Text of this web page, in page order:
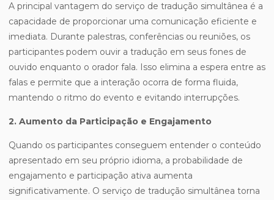
A principal vantagem do serviço de tradução simultânea é a
capacidade de proporcionar uma comunicação eficiente e
imediata. Durante palestras, conferências ou reuniões, os
participantes podem ouvir a tradução em seus fones de
ouvido enquanto o orador fala. Isso elimina a espera entre as
falas e permite que a interação ocorra de forma fluida,
mantendo o ritmo do evento e evitando interrupções.
2. Aumento da Participação e Engajamento
Quando os participantes conseguem entender o conteúdo
apresentado em seu próprio idioma, a probabilidade de
engajamento e participação ativa aumenta
significativamente. O serviço de tradução simultânea torna